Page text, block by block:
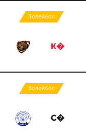
Волейбол
К�
Волейбол
С�